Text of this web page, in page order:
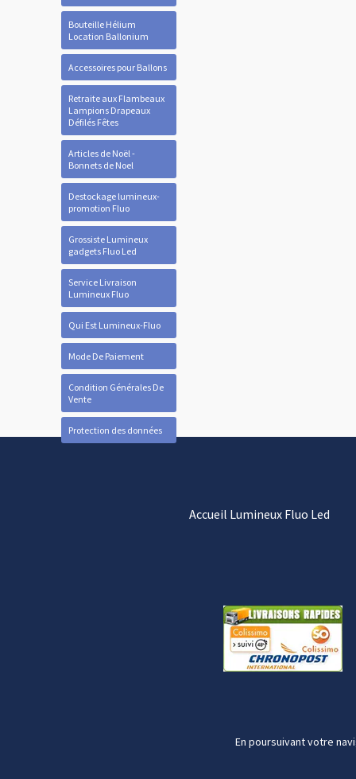
Bouteille Hélium
Location Ballonium
Accessoires pour Ballons
Retraite aux Flambeaux
Lampions Drapeaux
Défilés Fêtes
Articles de Noël -
Bonnets de Noel
Destockage lumineux-
promotion Fluo
Grossiste Lumineux
gadgets Fluo Led
Service Livraison
Lumineux Fluo
Qui Est Lumineux-Fluo
Mode De Paiement
Condition Générales De
Vente
Protection des données
Accueil Lumineux Fluo Led
En poursuivant votre